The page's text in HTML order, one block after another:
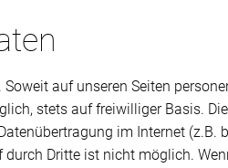
auf unseren Seiten
stets auf freiwilliger Basis.
im Internet (z.B.
Dritte ist nicht möglich.